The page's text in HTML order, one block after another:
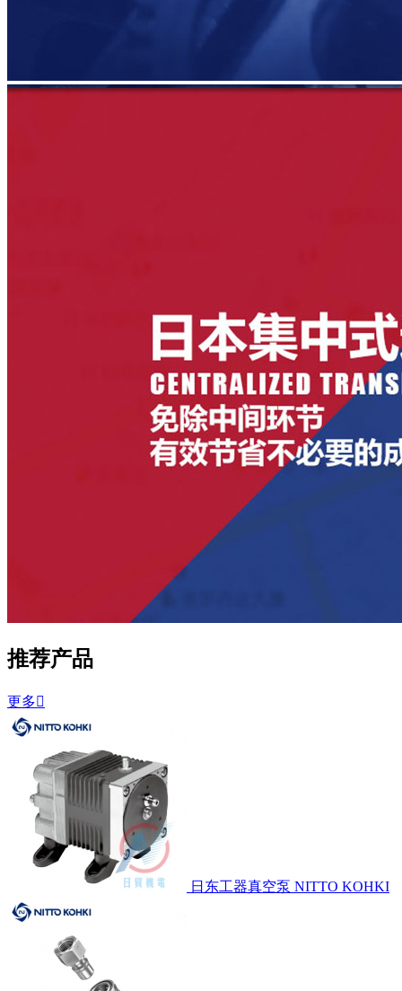
推荐产品
更多
日东工器真空泵 NITTO KOHKI